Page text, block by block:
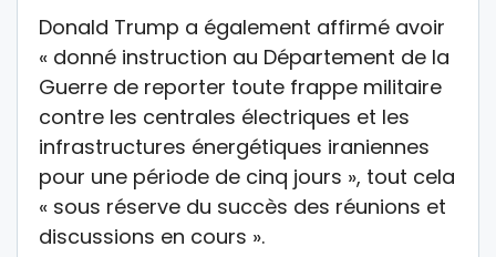
Donald Trump a également affirmé avoir
« donné instruction au Département de la
Guerre de reporter toute frappe militaire
contre les centrales électriques et les
infrastructures énergétiques iraniennes
pour une période de cinq jours », tout cela
« sous réserve du succès des réunions et
discussions en cours ».